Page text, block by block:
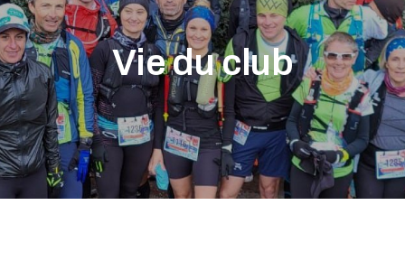
Vie du club